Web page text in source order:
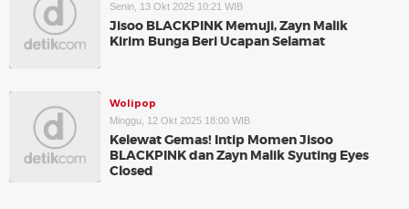
Senin, 13 Okt 2025 10:21 WIB
Jisoo BLACKPINK Memuji, Zayn Malik
Kirim Bunga Beri Ucapan Selamat
Wolipop
Minggu, 12 Okt 2025 18:00 WIB
Kelewat Gemas! Intip Momen Jisoo
BLACKPINK dan Zayn Malik Syuting Eyes
Closed